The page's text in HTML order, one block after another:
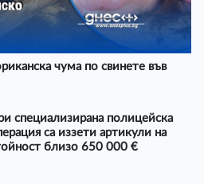
чума по свинете във
специализирана полицейска
са иззети артикули на
близо 650 000 €